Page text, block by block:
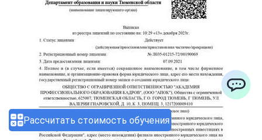
Рассчитать стоимость обучения
ChatApp